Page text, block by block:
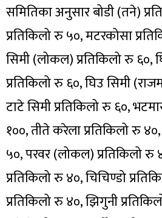
समितिका अनुसार बोडी (तने)
प्रतिकिलो रु ५०, मटरकोसा
सिमी (लोकल) प्रतिकिलो रु ६०,
प्रतिकिलो रु ६०, घिउ सिमी
टाटे सिमी प्रतिकिलो रु ६०,
१००, तीते करेला प्रतिकिलो रु
५०, परवर (लोकल) प्रतिकिलो रु
प्रतिकिलो रु ४०, चिचिण्डो
प्रतिकिलो रु ४०, झिगुनी